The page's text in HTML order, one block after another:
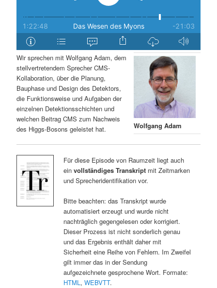
n
g
e
n
r
i
n
g
e
Wolfgang Adam
Wir sprechen mit Wolfgang Adam, dem
stellvertretendem Sprecher CMS-
Kollaboration, über die Planung,
Bauphase und Design des Detektors,
die Funktionsweise und Aufgaben der
einzelnen Detektionsschichten und
welchen Beitrag CMS zum Nachweis
des Higgs-Bosons geleistet hat.
Für diese Episode von Raumzeit liegt auch
ein vollständiges Transkriptmit Zeitmarken
und Sprecheridentifikation vor.
Bitte beachten: das Transkript wurde
automatisiert erzeugt und wurde nicht
nachträglich gegengelesen oder korrigiert.
Dieser Prozess ist nicht sonderlich genau
und das Ergebnis enthält daher mit
Sicherheit eine Reihe von Fehlern. Im Zweifel
gilt immer das in der Sendung
aufgezeichnete gesprochene Wort. Formate:
HTML, WEBVTT.